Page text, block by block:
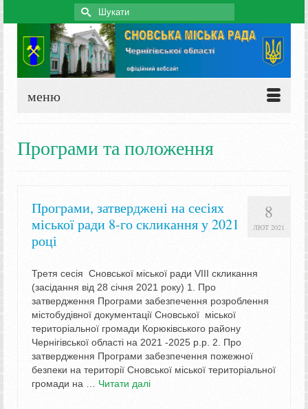
Search
for:
меню
Програми та положення
8
ЛЮТ 2021
Програми, затверджені на сесіях
міської ради 8-го скликання у 2021
році
Третя сесія Сновської міської ради VIIІ скликання
(засідання від 28 січня 2021 року) 1. Про
затвердження Програми забезпечення розроблення
містобудівної документації Сновської міської
територіальної громади Корюківського району
Чернігівської області на 2021 -2025 р.р. 2. Про
затвердження Програми забезпечення пожежної
безпеки на території Сновської міської територіальної
громади на … Читати далі